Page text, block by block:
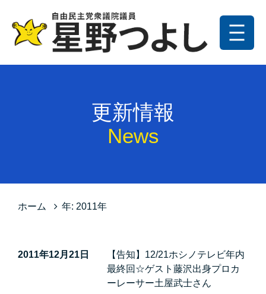
メニュー
トップ
プロフィール
星野の政策
お問い合わせ
サイトマップ
更新情報
News
ホーム 年: 2011年
2011年12月21日
【告知】12/21ホシノテレビ年内
最終回☆ゲスト藤沢出身プロカ
ーレーサー土屋武士さん